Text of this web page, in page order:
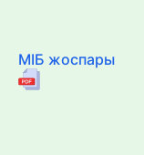
МІБ жоспары